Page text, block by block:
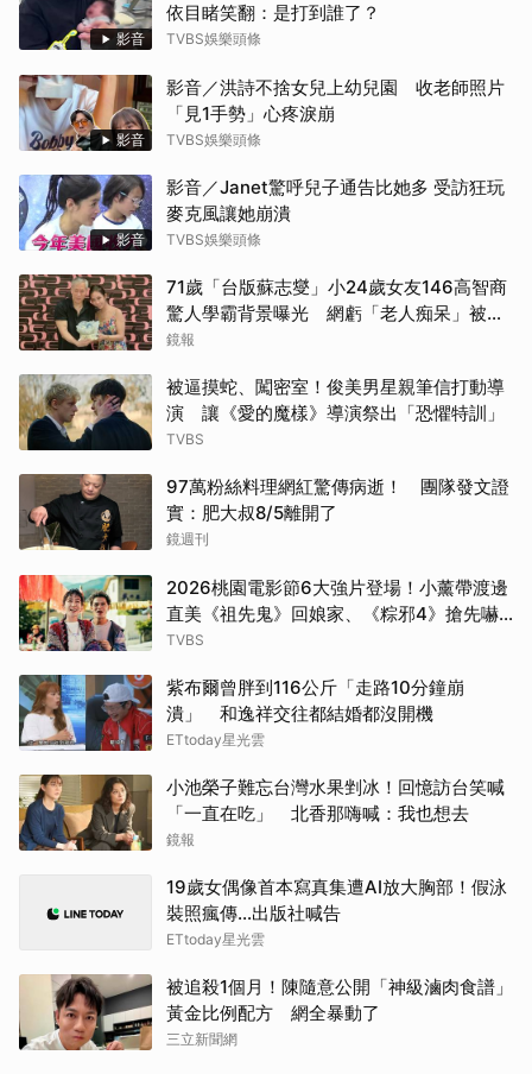
影音
依目睹笑翻：是打到誰了？
TVBS娛樂頭條
影音
影音／洪詩不捨女兒上幼兒園 收老師照片
「見1手勢」心疼淚崩
TVBS娛樂頭條
影音
影音／Janet驚呼兒子通告比她多 受訪狂玩
麥克風讓她崩潰
TVBS娛樂頭條
71歲「台版蘇志燮」小24歲女友146高智商
驚人學霸背景曝光 網虧「老人痴呆」被詐
騙！吐真實心聲：蠻感人的
鏡報
被逼摸蛇、闖密室！俊美男星親筆信打動導
演 讓《愛的魔樣》導演祭出「恐懼特訓」
TVBS
97萬粉絲料理網紅驚傳病逝！ 團隊發文證
實：肥大叔8/5離開了
鏡週刊
2026桃園電影節6大強片登場！小薰帶渡邊
直美《祖先鬼》回娘家、《粽邪4》搶先嚇
桃園
TVBS
紫布爾曾胖到116公斤「走路10分鐘崩
潰」 和逸祥交往都結婚都沒開機
ETtoday星光雲
小池榮子難忘台灣水果剉冰！回憶訪台笑喊
「一直在吃」 北香那嗨喊：我也想去
鏡報
19歲女偶像首本寫真集遭AI放大胸部！假泳
裝照瘋傳…出版社喊告
ETtoday星光雲
被追殺1個月！陳隨意公開「神級滷肉食譜」
黃金比例配方 網全暴動了
三立新聞網